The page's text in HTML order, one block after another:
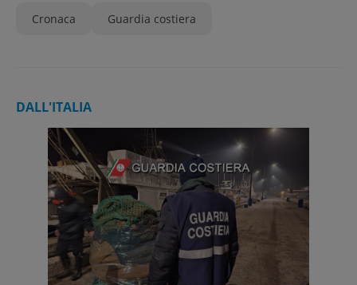
Cronaca Guardia costiera
DALL'ITALIA